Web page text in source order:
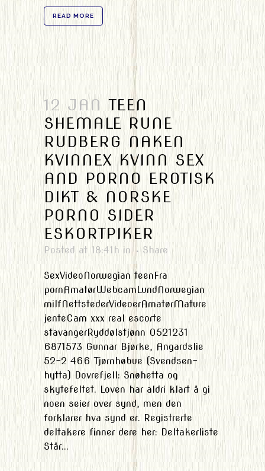
READ MORE
12 JAN TEEN
SHEMALE RUNE
RUDBERG NAKEN
KVINNEX KVINN SEX
AND PORNO EROTISK
DIKT & NORSKE
PORNO SIDER
ESKORTPIKER
Posted at 18:41h in Share
SexVideoNorwegian teenFra
pornAmatørWebcamLundNorwegian
milfNettstederVideoerAmatørMature
jenteCam xxx real escorte
stavangerRyddølstjønn 0521231
6871573 Gunnar Bjørke, Angardslie
52-2 466 Tjørnhøbue (Svendsen-
hytta) Dovrefjell: Snøhetta og
skytefeltet. Loven har aldri klart å gi
noen seier over synd, men den
forklarer hva synd er. Registrerte
deltakere finner dere her: Deltakerliste
Står...